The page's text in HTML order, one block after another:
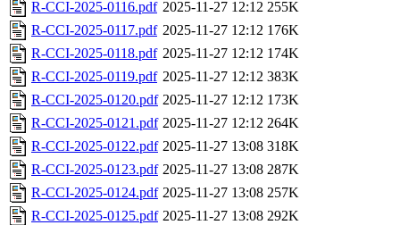
R-CCI-2025-0116.pdf 2025-11-27 12:12 255K
R-CCI-2025-0117.pdf 2025-11-27 12:12 176K
R-CCI-2025-0118.pdf 2025-11-27 12:12 174K
R-CCI-2025-0119.pdf 2025-11-27 12:12 383K
R-CCI-2025-0120.pdf 2025-11-27 12:12 173K
R-CCI-2025-0121.pdf 2025-11-27 12:12 264K
R-CCI-2025-0122.pdf 2025-11-27 13:08 318K
R-CCI-2025-0123.pdf 2025-11-27 13:08 287K
R-CCI-2025-0124.pdf 2025-11-27 13:08 257K
R-CCI-2025-0125.pdf 2025-11-27 13:08 292K